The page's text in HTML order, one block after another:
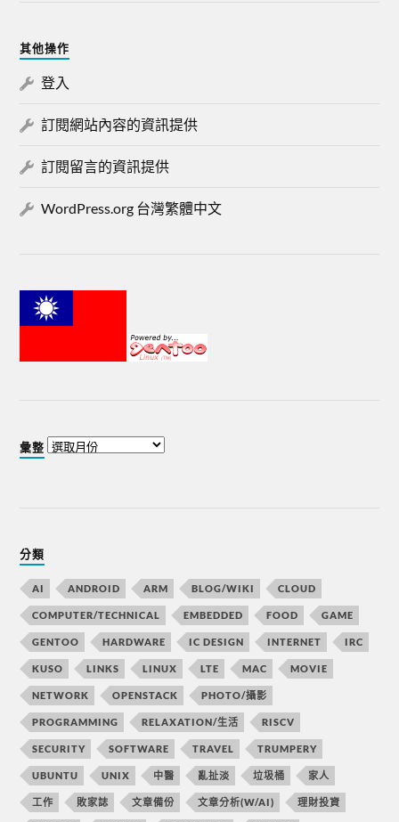
其他操作
登入
訂閱網站內容的資訊提供
訂閱留言的資訊提供
WordPress.org 台灣繁體中文
彙整
分類
AI ANDROID ARM BLOG/WIKI CLOUD
COMPUTER/TECHNICAL EMBEDDED FOOD GAME
GENTOO HARDWARE IC DESIGN INTERNET IRC
KUSO LINKS LINUX LTE MAC MOVIE
NETWORK OPENSTACK PHOTO/攝影
PROGRAMMING RELAXATION/生活 RISCV
SECURITY SOFTWARE TRAVEL TRUMPERY
UBUNTU UNIX 中醫 亂扯淡 垃圾桶 家人
工作 敗家誌 文章備份 文章分析(W/AI) 理財投資